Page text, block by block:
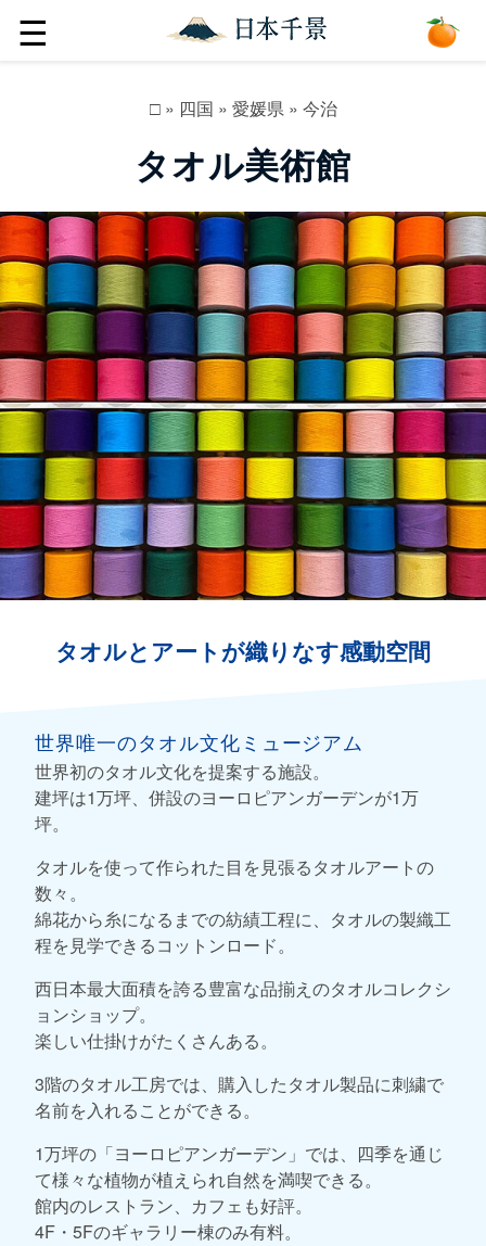
☰
□» 四国 » 愛媛県» 今治
タオル美術館
タオルとアートが織りなす感動空間
世界唯一のタオル文化ミュージアム
世界初のタオル文化を提案する施設。
建坪は1万坪、併設のヨーロピアンガーデンが1万
坪。
タオルを使って作られた目を見張るタオルアートの
数々。
綿花から糸になるまでの紡績工程に、タオルの製織工
程を見学できるコットンロード。
西日本最大面積を誇る豊富な品揃えのタオルコレクシ
ョンショップ。
楽しい仕掛けがたくさんある。
3階のタオル工房では、購入したタオル製品に刺繍で
名前を入れることができる。
1万坪の「ヨーロピアンガーデン」では、四季を通じ
て様々な植物が植えられ自然を満喫できる。
館内のレストラン、カフェも好評。
4F・5Fのギャラリー棟のみ有料。